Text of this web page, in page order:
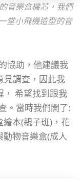
協助，他建議我
見調查，因此我
， 希望找到跟我
。當時我們開了:
本(親子班)，花
物音樂盒(成人
音樂盒機芯，我們
堂小飛機造型的音